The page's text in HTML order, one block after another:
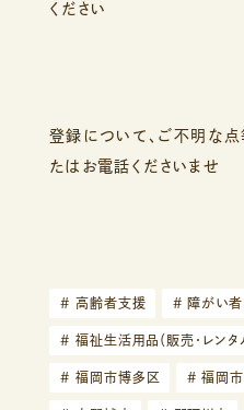
ください
登録について、ご不明な点
たはお電話くださいませ
# 高齢者支援 # 障がい者
# 福祉生活用品（販売・レンタ
# 福岡市博多区 # 福岡